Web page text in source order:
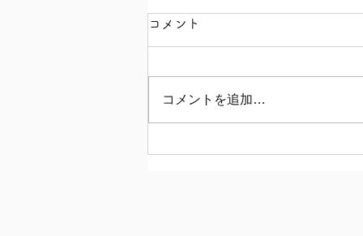
【8/7(金)、台風接近に伴う
コメント
コメントを追加…